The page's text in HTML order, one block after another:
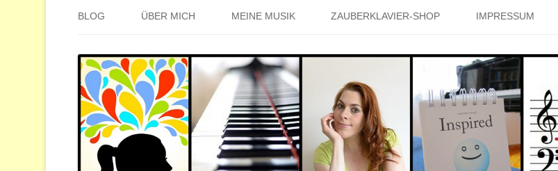
Inhalt
BLOG ÜBER MICH MEINE MUSIK ZAUBERKLAVIER-SHOP IMPRESSUM